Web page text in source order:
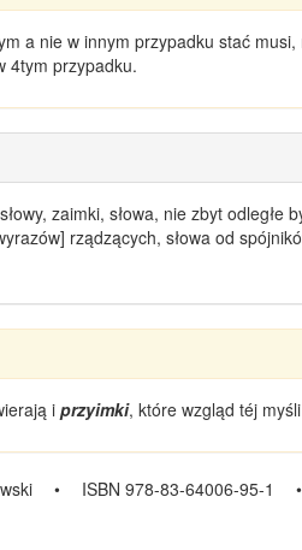
a nie w innym przypadku stać musi,
4tym przypadku.
zaimki, słowa, nie zbyt odległe
] rządzących, słowa od
iprzyimki, które wzgląd téj myśli
• ISBN 978-83-64006-95-1 •